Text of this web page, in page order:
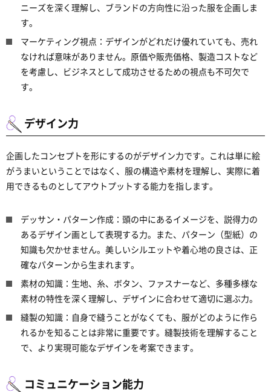
ニーズを深く理解し、ブランドの方向性に沿った服を企画しま
す。
マーケティング視点：デザインがどれだけ優れていても、売れ
なければ意味がありません。原価や販売価格、製造コストなど
を考慮し、ビジネスとして成功させるための視点も不可欠で
す。
デザイン力
企画したコンセプトを形にするのがデザイン力です。これは単に絵
がうまいということではなく、服の構造や素材を理解し、実際に着
用できるものとしてアウトプットする能力を指します。
デッサン・パターン作成：頭の中にあるイメージを、説得力の
あるデザイン画として表現する力。また、パターン（型紙）の
知識も欠かせません。美しいシルエットや着心地の良さは、正
確なパターンから生まれます。
素材の知識：生地、糸、ボタン、ファスナーなど、多種多様な
素材の特性を深く理解し、デザインに合わせて適切に選ぶ力。
縫製の知識：自身で縫うことがなくても、服がどのように作ら
れるかを知ることは非常に重要です。縫製技術を理解すること
で、より実現可能なデザインを考案できます。
コミュニケーション能力